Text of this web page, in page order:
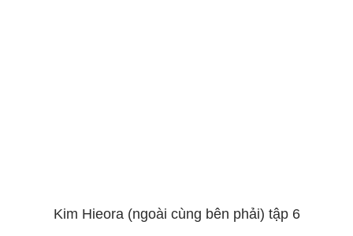
Kim Hieora (ngoài cùng bên phải) tập 6